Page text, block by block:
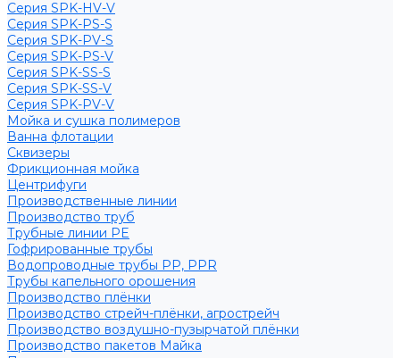
Серия SPK-HV-V
Серия SPK-PS-S
Серия SPK-PV-S
Серия SPK-PS-V
Серия SPK-SS-S
Серия SPK-SS-V
Серия SPK-PV-V
Мойка и сушка полимеров
Ванна флотации
Сквизеры
Фрикционная мойка
Центрифуги
Производственные линии
Производство труб
Трубные линии PE
Гофрированные трубы
Водопроводные трубы PP, PPR
Трубы капельного орошения
Производство плёнки
Производство стрейч-плёнки, агрострейч
Производство воздушно-пузырчатой плёнки
Производство пакетов Майка